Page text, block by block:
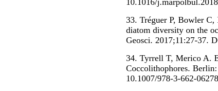
10.1016/
33. Tréguer P, Bowler
diatom diversity on the
Geosci. 2017;11:27-37.
34. Tyrrell T, Merico A.
Coccolithophores.
10.1007/978-3-662-